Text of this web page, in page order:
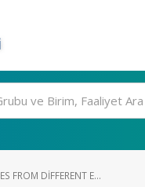
FROM DIFFERENT E...